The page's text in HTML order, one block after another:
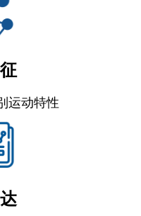
运动特性
价
电池多孔碳孔径分布